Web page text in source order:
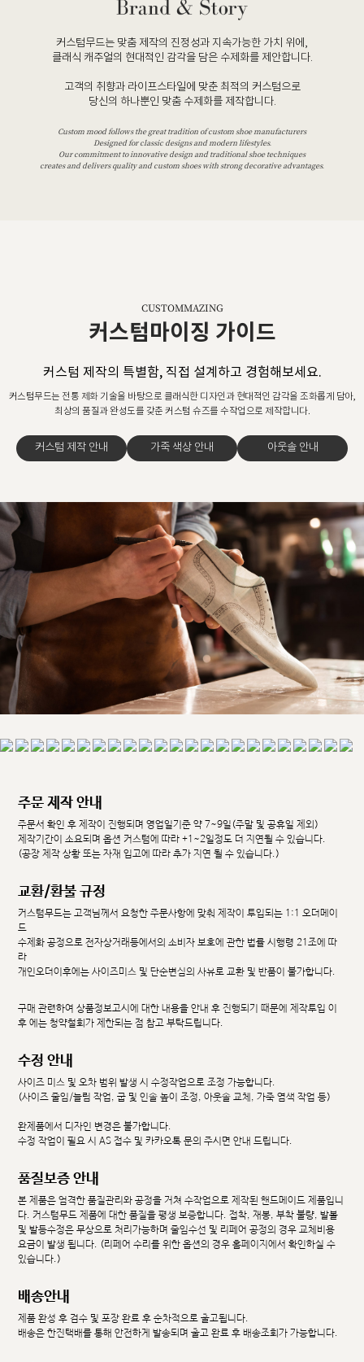
커스텀무드는 맞춤 제작의 진정성과 지속가능한 가치 위에,
클래식 캐주얼의 현대적인 감각을 담은 수제화를 제안합니다.
고객의 취향과 라이프스타일에 맞춘 최적의 커스텀으로
당신의 하나뿐인 맞춤 수제화를 제작합니다.
Custom mood follows the great tradition of custom shoe manufacturers
Designed for classic designs and modern lifestyles.
Our commitment to innovative design and traditional shoe techniques
creates and delivers quality and custom shoes with strong decorative advantages.
CUSTOMMAZING
커스텀마이징 가이드
커스텀 제작의 특별함, 직접 설계하고 경험해보세요.
커스텀무드는 전통 제화 기술을 바탕으로 클래식한 디자인과 현대적인 감각을 조화롭게 담아,
최상의 품질과 완성도를 갖춘 커스텀 슈즈를 수작업으로 제작합니다.
커스텀 제작 안내 가죽 색상 안내 아웃솔 안내
주문 제작 안내
주문서 확인 후 제작이 진행되며 영업일기준 약 7~9일(주말 및 공휴일 제외)
제작기간이 소요되며 옵션 커스텀에 따라 +1~2일정도 더 지연될 수 있습니다.
(공장 제작 상황 또는 자재 입고에 따라 추가 지연 될 수 있습니다.)
교환/환불 규정
커스텀무드는 고객님께서 요청한 주문사항에 맞춰 제작이 투입되는 1:1 오더메이
드
수제화 공정으로 전자상거래등에서의 소비자 보호에 관한 법률 시행령 21조에 따
라
개인오더이후에는 사이즈미스 및 단순변심의 사유로 교환 및 반품이 불가합니다.
구매 관련하여 상품정보고시에 대한 내용을 안내 후 진행되기 때문에 제작투입 이
후 에는 청약철회가 제한되는 점 참고 부탁드립니다.
수정 안내
사이즈 미스 및 오차 범위 발생 시 수정작업으로 조정 가능합니다.
(사이즈 줄임/늘림 작업, 굽 및 인솔 높이 조정, 아웃솔 교체, 가죽 염색 작업 등)
완제품에서 디자인 변경은 불가합니다.
수정 작업이 필요 시 AS 접수 및 카카오톡 문의 주시면 안내 드립니다.
품질보증 안내
본 제품은 엄격한 품질관리와 공정을 거쳐 수작업으로 제작된 핸드메이드 제품입니
다. 커스텀무드 제품에 대한 품질을 평생 보증합니다. 접착, 재봉, 부착 불량, 발볼
및 발등수정은 무상으로 처리가능하며 줄임수선 및 리페어 공정의 경우 교체비용
요금이 발생 됩니다. (리페어 수리를 위한 옵션의 경우 홈페이지에서 확인하실 수
있습니다.)
배송안내
제품 완성 후 검수 및 포장 완료 후 순차적으로 출고됩니다.
배송은 한진택배를 통해 안전하게 발송되며 출고 완료 후 배송조회가 가능합니다.